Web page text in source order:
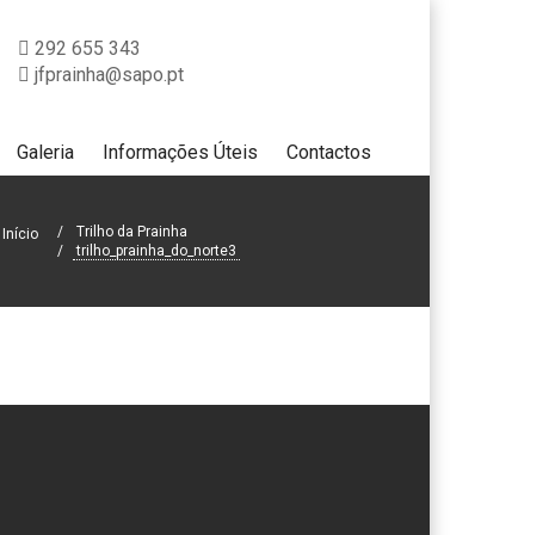
292 655 343
jfprainha@sapo.pt
Galeria Informações Úteis Contactos
Início
Trilho da Prainha
trilho_prainha_do_norte3